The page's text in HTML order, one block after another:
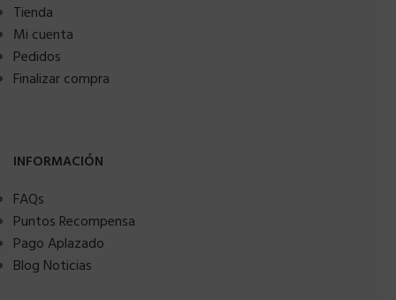
Tienda
Mi cuenta
Pedidos
Finalizar compra
INFORMACIÓN
FAQs
Puntos Recompensa
Pago Aplazado
Blog Noticias